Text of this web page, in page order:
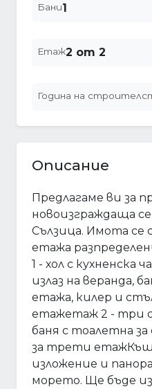
Бани1
Етаж2 от 2
Година на
Описание
Предлагаме ви за
новоизграждаща
Сълзица. Имота се
етажа
1 - хол с кухненска
излаз на веранда,
етажа, килер и
етажетаж 2 - три
баня с тоалетна
за трети
изложение и
морето. Ще бъде